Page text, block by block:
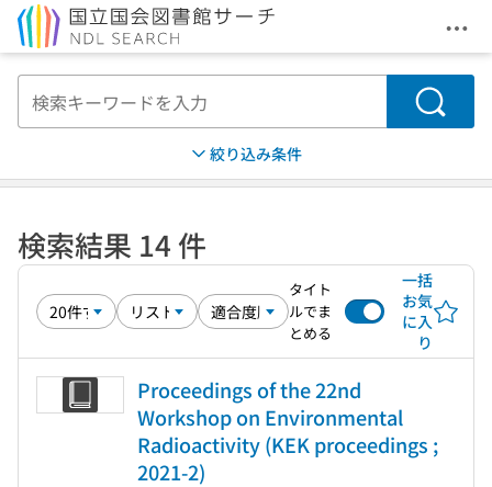
メ
検索
絞り込み条件
検索結果 14 件
タイト
ルでま
とめる
一括
お気
に入
り
Proceedings of the 22nd
Workshop on Environmental
Radioactivity (KEK proceedings ;
2021-2)